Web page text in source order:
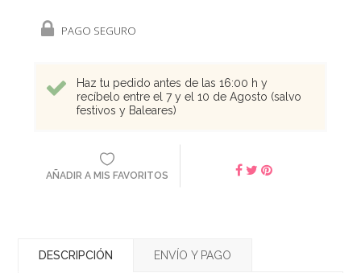
PAGO SEGURO
Haz tu pedido antes de las 16:00 h y
recíbelo entre el 7 y el 10 de Agosto (salvo
festivos y Baleares)
AÑADIR A MIS FAVORITOS
DESCRIPCIÓN ENVÍO Y PAGO